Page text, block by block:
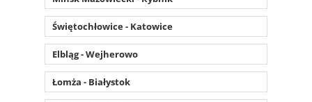
Świętochłowice - Katowice
Elbląg - Wejherowo
Łomża - Białystok